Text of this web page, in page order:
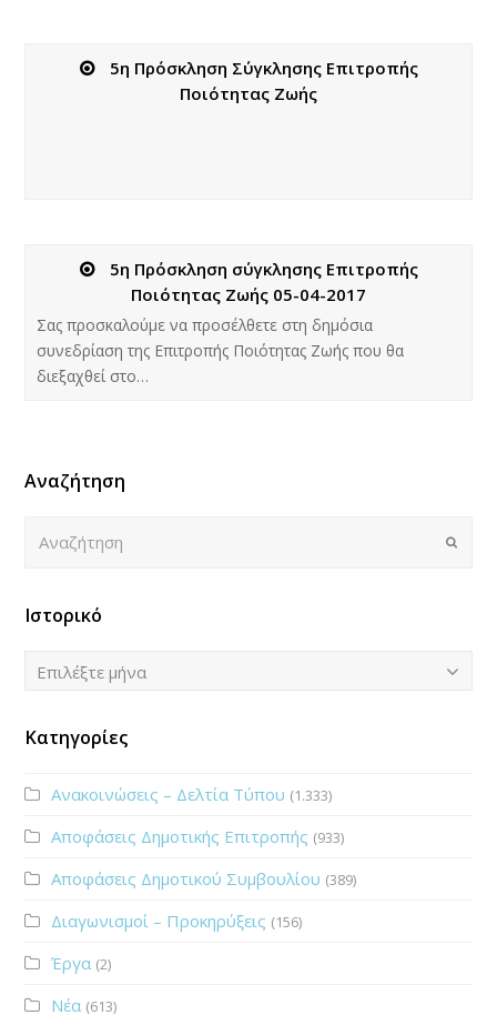
5η Πρόσκληση Σύγκλησης Επιτροπής
Ποιότητας Ζωής
5η Πρόσκληση σύγκλησης Επιτροπής
Ποιότητας Ζωής 05-04-2017
Σας προσκαλούμε να προσέλθετε στη δημόσια
συνεδρίαση της Επιτροπής Ποιότητας Ζωής που θα
διεξαχθεί στο…
Αναζήτηση
Submit
Ιστορικό
Ιστορικό
Επιλέξτε μήνα
Κατηγορίες
Ανακοινώσεις – Δελτία Τύπου (1.333)
Αποφάσεις Δημοτικής Επιτροπής (933)
Αποφάσεις Δημοτικού Συμβουλίου (389)
Διαγωνισμοί – Προκηρύξεις (156)
Έργα (2)
Νέα (613)